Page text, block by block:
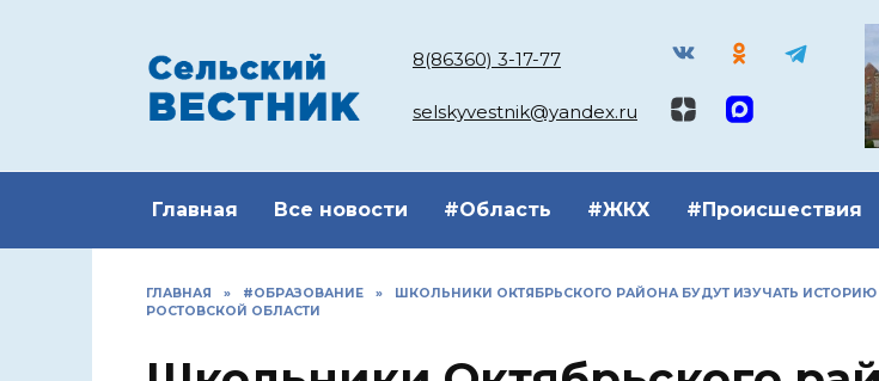
8(86360) 3-17-77
selskyvestnik@yandex.ru
Главная Все новости #Область #ЖКХ #Происшествия
ГЛАВНАЯ » #ОБРАЗОВАНИЕ »
ШКОЛЬНИКИ ОКТЯБРЬСКОГО РАЙОНА БУДУТ ИЗУЧАТЬ ИСТОРИЮ
РОСТОВСКОЙ ОБЛАСТИ